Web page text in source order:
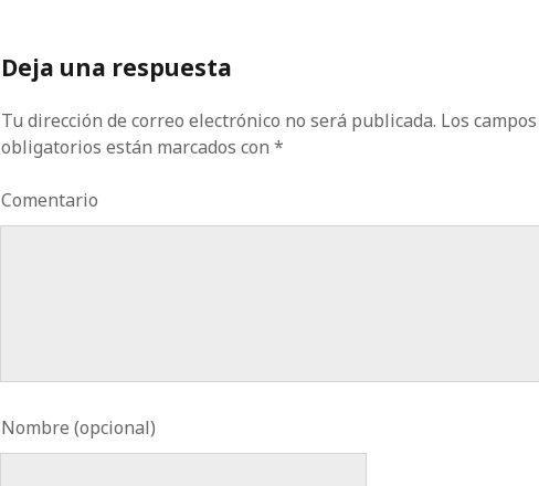
Deja una respuesta
Tu dirección de correo electrónico no será publicada. Los campos
obligatorios están marcados con*
Comentario
Nombre (opcional)